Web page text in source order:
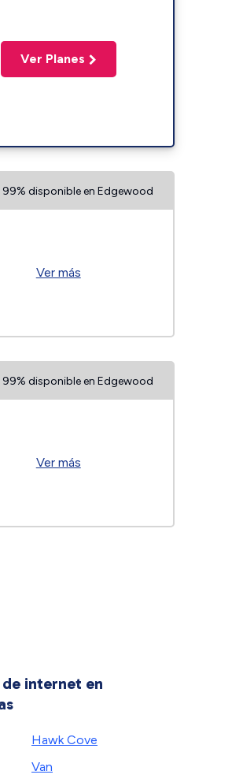
Ver Planes
99% disponible en Edgewood
Ver más
99% disponible en Edgewood
Ver más
internet en
Hawk Cove
Van